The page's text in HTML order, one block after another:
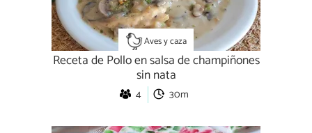
Aves y caza
Receta de Pollo en salsa de champiñones
sin nata
4 30m